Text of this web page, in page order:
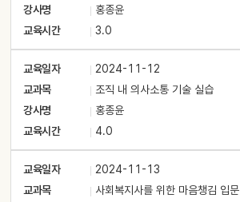
강사명
홍종윤
교육시간
3.0
교육일자
2024-11-12
교과목
조직 내 의사소통 기술 실습
강사명
홍종윤
교육시간
4.0
교육일자
2024-11-13
교과목
사회복지사를 위한 마음챙김 입문